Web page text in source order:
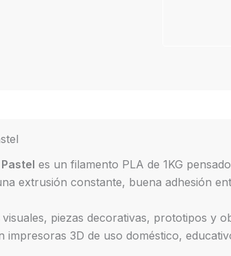
es un filamento PLA de 1KG
extrusión constante, buena adhesión
piezas decorativas, prototipos y
3D de uso doméstico,